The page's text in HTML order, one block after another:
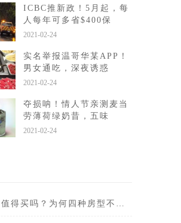
ICBC推新政！5月起，每
人每年可多省$400保
2021-02-24
实名举报温哥华某APP！
男女通吃，深夜诱惑
2021-02-24
夺损呐！情人节亲测麦当
劳薄荷绿奶昔，五味
2021-02-24
值得买吗？为何四种房型不再有它一席之地？